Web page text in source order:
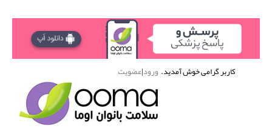
کاربر گرامی خوش آمدید.ورود|عضویت